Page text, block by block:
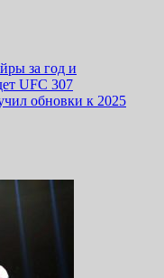
за год и
UFC 307
обновки к 2025